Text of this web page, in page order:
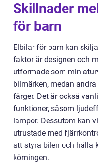
Skillnader
för barn
Elbilar för barn kan
faktor är designen och
utformade som
bilmärken, medan
färger. Det är också
funktioner, såsom
lampor. Dessutom kan
utrustade med
att styra bilen och hålla
körningen.